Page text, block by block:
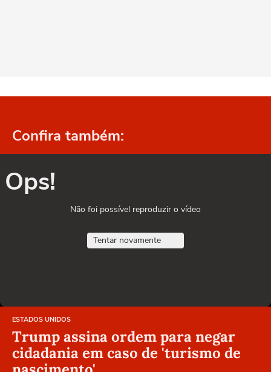
Confira também:
Ops!
Não foi possível reproduzir o vídeo
Tentar novamente
ESTADOS UNIDOS
Trump assina ordem para negar
cidadania em caso de 'turismo de